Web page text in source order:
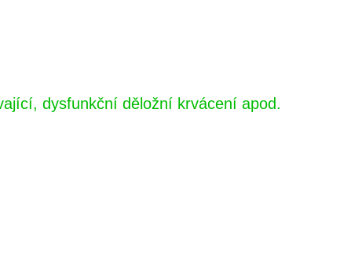
dysfunkční děložní krvácení apod.